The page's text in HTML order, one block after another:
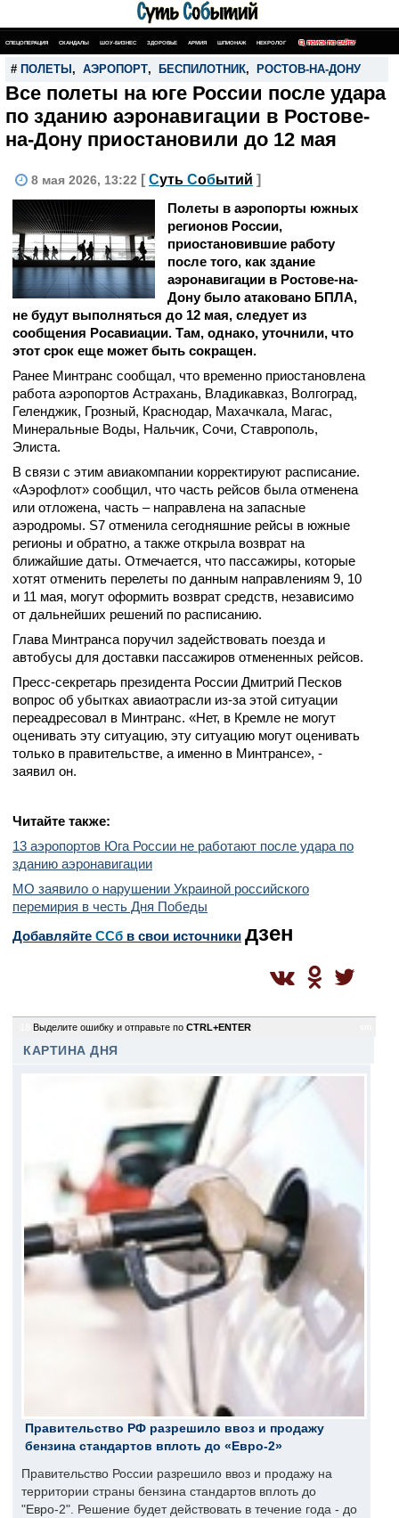
СПЕЦОПЕРАЦИЯ СКАНДАЛЫ ШОУ-БИЗНЕС ЗДОРОВЬЕ АРМИЯ ШПИОНАЖ НЕКРОЛОГ ПОИСК ПО САЙТУ
# ПОЛЕТЫ , АЭРОПОРТ, БЕСПИЛОТНИК, РОСТОВ-НА-ДОНУ
Все полеты на юге России после удара
по зданию аэронавигации в Ростове-
на-Дону приостановили до 12 мая
8 мая 2026, 13:22 [ Суть Событий ]
Полеты в аэропорты южных
регионов России,
приостановившие работу
после того, как здание
аэронавигации в Ростове-на-
Дону было атаковано БПЛА,
не будут выполняться до 12 мая, следует из
сообщения Росавиации. Там, однако, уточнили, что
этот срок еще может быть сокращен.
Ранее Минтранс сообщал, что временно приостановлена
работа аэропортов Астрахань, Владикавказ, Волгоград,
Геленджик, Грозный, Краснодар, Махачкала, Магас,
Минеральные Воды, Нальчик, Сочи, Ставрополь,
Элиста.
В связи с этим авиакомпании корректируют расписание.
«Аэрофлот» сообщил, что часть рейсов была отменена
или отложена, часть – направлена на запасные
аэродромы. S7 отменила сегодняшние рейсы в южные
регионы и обратно, а также открыла возврат на
ближайшие даты. Отмечается, что пассажиры, которые
хотят отменить перелеты по данным направлениям 9, 10
и 11 мая, могут оформить возврат средств, независимо
от дальнейших решений по расписанию.
Глава Минтранса поручил задействовать поезда и
автобусы для доставки пассажиров отмененных рейсов.
Пресс-секретарь президента России Дмитрий Песков
вопрос об убытках авиаотрасли из-за этой ситуации
переадресовал в Минтранс. «Нет, в Кремле не могут
оценивать эту ситуацию, эту ситуацию могут оценивать
только в правительстве, а именно в Минтрансе», -
заявил он.
Читайте также:
13 аэропортов Юга России не работают после удара по
зданию аэронавигации
МО заявило о нарушении Украиной российского
перемирия в честь Дня Победы
Добавляйте CСб в свои источники дзен
Выделите ошибку и отправьте по CTRL+ENTER
КАРТИНА ДНЯ
Правительство РФ разрешило ввоз и продажу
бензина стандартов вплоть до «Евро-2»
Правительство России разрешило ввоз и продажу на
территории страны бензина стандартов вплоть до
"Евро-2". Решение будет действовать в течение года - до